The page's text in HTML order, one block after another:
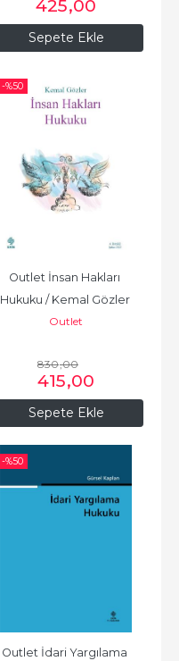
Sepete Ekle
425,00
-%50
Sepete Ekle
Outlet İnsan Hakları
Hukuku / Kemal Gözler
6.Baskı
Outlet
830,00
415,00
-%50
Outlet İdari Yargılama